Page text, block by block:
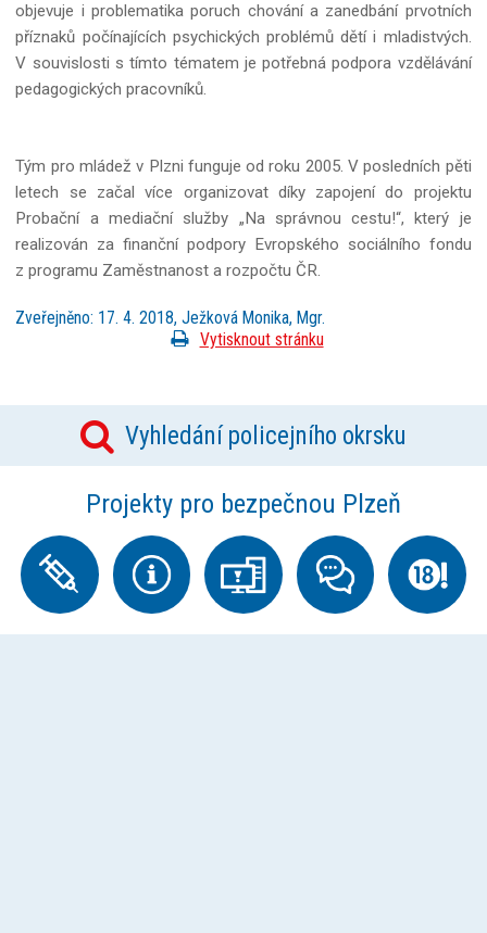
objevuje i problematika poruch chování a zanedbání prvotních
příznaků počínajících psychických problémů dětí i mladistvých.
V souvislosti s tímto tématem je potřebná podpora vzdělávání
pedagogických pracovníků.
Tým pro mládež v Plzni funguje od roku 2005. V posledních pěti
letech se začal více organizovat díky zapojení do projektu
Probační a mediační služby „Na správnou cestu!“, který je
realizován za finanční podpory Evropského sociálního fondu
z programu Zaměstnanost a rozpočtu ČR.
Zveřejněno: 17. 4. 2018, Ježková Monika, Mgr.
Vytisknout stránku
Vyhledání policejního okrsku
Projekty pro bezpečnou Plzeň